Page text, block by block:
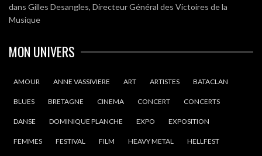
dans Gilles Desangles, Directeur Général des Victoires de la
Musique
MON UNIVERS
AMOUR ANNE VASSIVIERE ART ARTISTES BATACLAN
BLUES BRETAGNE CINEMA CONCERT CONCERTS
DANSE DOMINIQUE PLANCHE EXPO EXPOSITION
FEMMES FESTIVAL FILM HEAVY METAL HELLFEST